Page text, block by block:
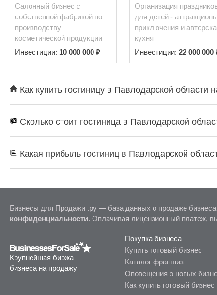
Салонный бизнес с
собственной фабрикой по
производству
косметической продукции
Инвестиции: 10 000 000 ₽
Организация
для детей -
приключения и
кухня
Инвестиции: 22 000 000
Как купить гостиницу в Павлодарской области
Сколько стоит гостиница в Павлодарской
Какая прибыль гостиниц в Павлодарской
Бизнесы для Продажи .ру — база данных о продаже
конфиденциальности. Оплачивая лицензионный платеж,
Крупнейшая биржа
бизнеса на продажу
Покупка бизнеса
Купить готовый бизнес
Каталог франшиз
Оповещения о новых
Как купить готовый бизнес